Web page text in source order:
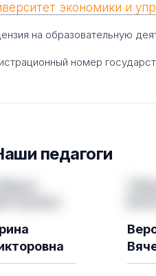
экономики и
на образовательную
номер
педагоги